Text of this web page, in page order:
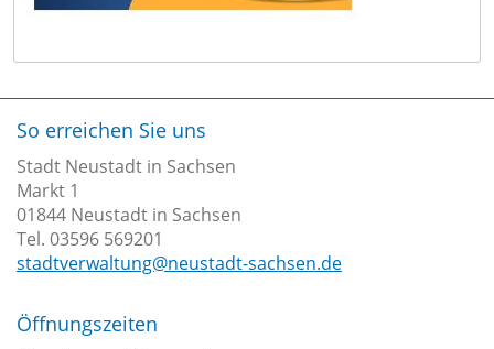
So erreichen Sie uns
Stadt Neustadt in Sachsen
Markt 1
01844 Neustadt in Sachsen
Tel. 03596 569201
stadtverwaltung@neustadt-sachsen.de
Öffnungszeiten